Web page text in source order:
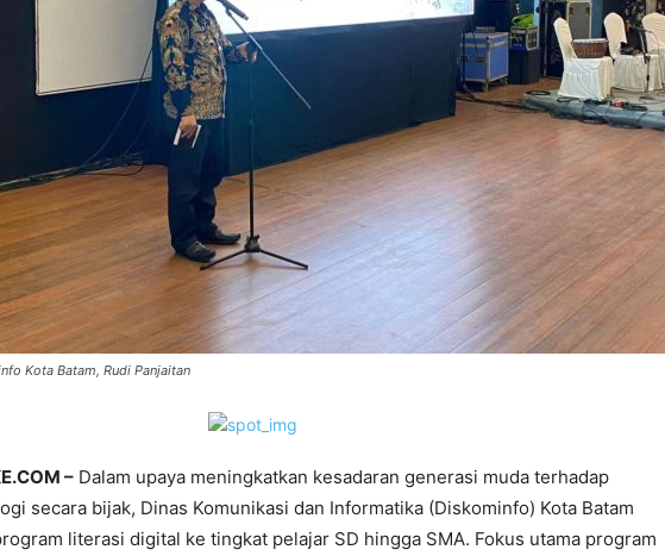
Kota Batam, Rudi Panjaitan
– Dalam upaya meningkatkan kesadaran generasi muda terhadap
secara bijak, Dinas Komunikasi dan Informatika (Diskominfo) Kota Batam
literasi digital ke tingkat pelajar SD hingga SMA. Fokus utama program